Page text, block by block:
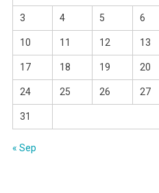
3 4 5 6
10 11 12 13
17 18 19 20
24 25 26 27
31
« Sep